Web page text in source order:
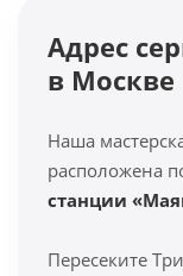
Адрес
в Москве
Наша
расположена
станции
Пересеките